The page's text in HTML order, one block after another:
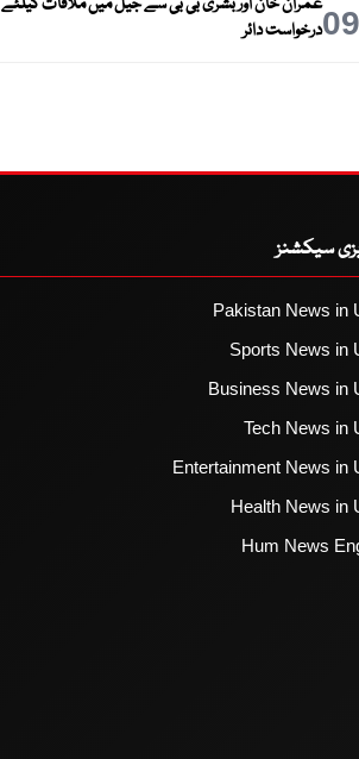
09درخواست دائر
سیکشنز
Pakistan News in
Sports News in
Business News in
Tech News in
Entertainment News in
Health News in
Hum News